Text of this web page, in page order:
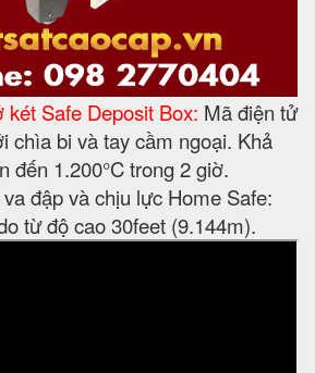
két Safe Deposit Box: Mã điện tử
chìa bi và tay cầm ngoại. Khả
đến 1.200°C trong 2 giờ.
đập và chịu lực Home Safe:
từ độ cao 30feet (9.144m).